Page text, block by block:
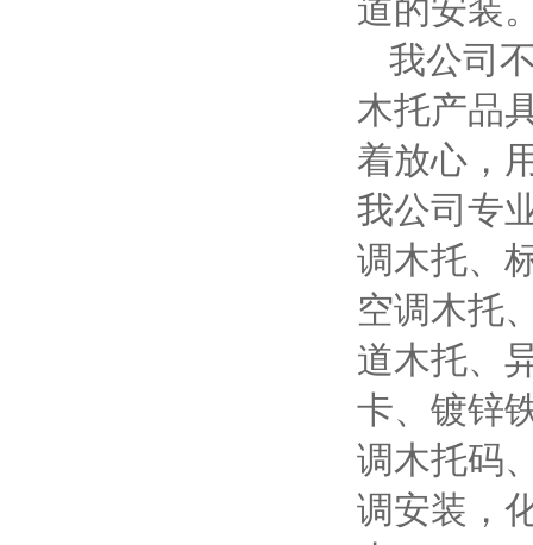
道的安装
我公司
木托产品
着放心，
我公司专
调木托、
空调木托
道木托、
卡、镀锌
调木托码
调安装，